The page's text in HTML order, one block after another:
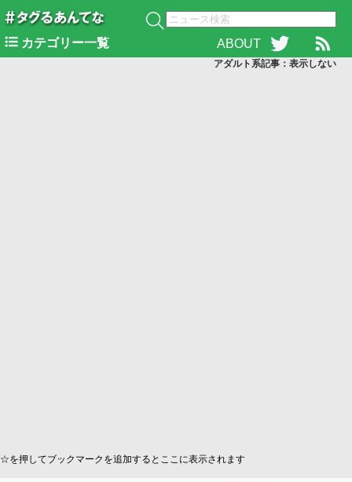
カテゴリー一覧 ABOUT
アダルト系記事：表示しない
☆を押してブックマークを追加するとここに表示されます